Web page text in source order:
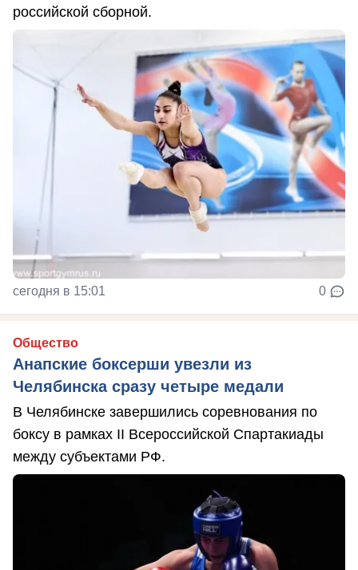
российской сборной.
сегодня в 15:01 0
Общество
Анапские боксерши увезли из
Челябинска сразу четыре медали
В Челябинске завершились соревнования по
боксу в рамках II Всероссийской Спартакиады
между субъектами РФ.